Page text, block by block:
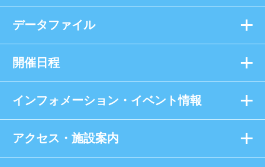
データファイル
開催日程
インフォメーション・イベント情報
アクセス・施設案内